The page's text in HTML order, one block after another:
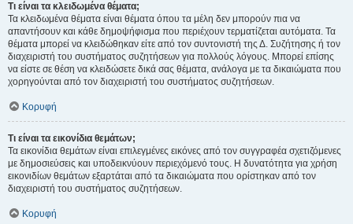
Τι είναι τα κλειδωμένα θέματα;
Τα κλειδωμένα θέματα είναι θέματα όπου τα μέλη δεν μπορούν πια να
απαντήσουν και κάθε δημοψήφισμα που περιέχουν τερματίζεται αυτόματα. Τα
θέματα μπορεί να κλειδώθηκαν είτε από τον συντονιστή της Δ. Συζήτησης ή τον
διαχειριστή του συστήματος συζητήσεων για πολλούς λόγους. Μπορεί επίσης
να είστε σε θέση να κλειδώσετε δικά σας θέματα, ανάλογα με τα δικαιώματα που
χορηγούνται από τον διαχειριστή του συστήματος συζητήσεων.
Κορυφή
Τι είναι τα εικονίδια θεμάτων;
Τα εικονίδια θεμάτων είναι επιλεγμένες εικόνες από τον συγγραφέα σχετιζόμενες
με δημοσιεύσεις και υποδεικνύουν περιεχόμενό τους. Η δυνατότητα για χρήση
εικονιδίων θεμάτων εξαρτάται από τα δικαιώματα που ορίστηκαν από τον
διαχειριστή του συστήματος συζητήσεων.
Κορυφή